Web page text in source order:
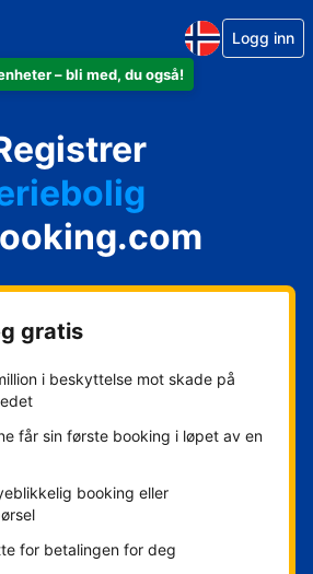
– bli med, du også!
Logg inn
din
ditt
ditt
di
gratis
i beskyttelse mot skade på
får sin første booking i løpet av en
booking eller
for betalingen for deg